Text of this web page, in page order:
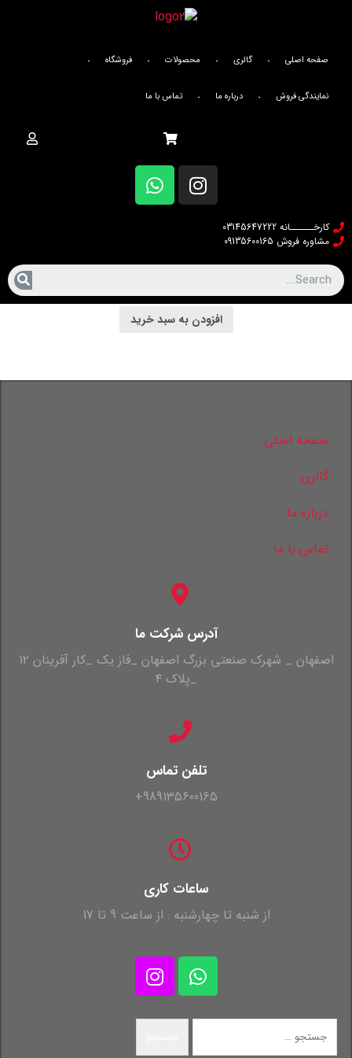
صفحه اصلی گالری محصولات فروشگاه
نمایندگی فروش درباره ما تماس با ما
کارخــــــانه 03145647222
مشاوره فروش 09135600165
Star 80-100 W
3,250,000
تومان
Star 80-100 W
افزودن به سبد خرید
صفحه اصلی
گالری
درباره ما
تماس با ما
آدرس شرکت ما
اصفهان _ شهرک صنعتی بزرگ اصفهان _فاز یک _کار آفرینان ۱۲
_پلاک ۴
تلفن تماس
989135600165+
ساعات کاری
از شنبه تا چهارشنبه : از ساعت 9 تا 17